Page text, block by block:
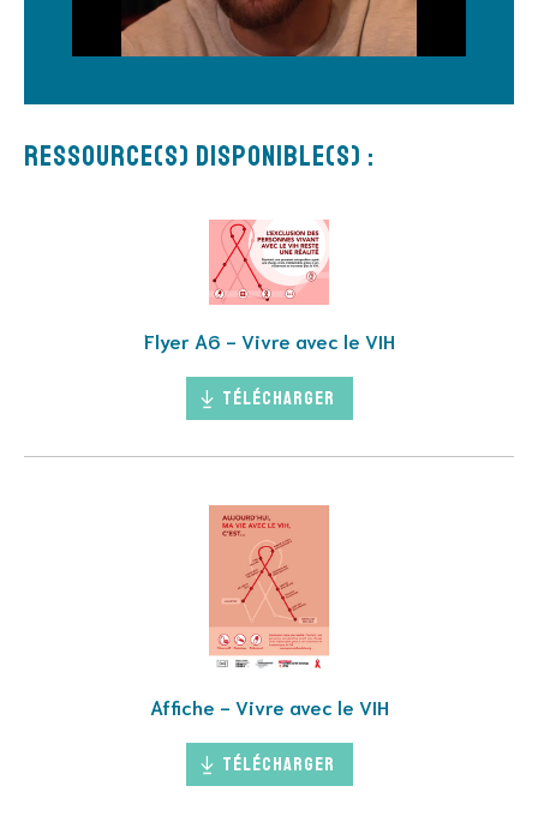
Ressource(s) disponible(s) :
Flyer A6 - Vivre avec le VIH
Télécharger
Affiche - Vivre avec le VIH
Télécharger